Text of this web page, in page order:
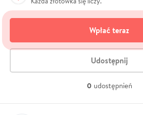
Wpłać teraz
Udostępnij
0 udostępnień